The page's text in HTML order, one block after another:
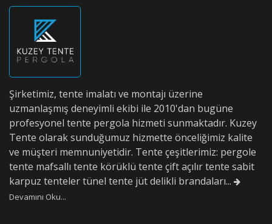
Şirketimiz, tente imalatı ve montajı üzerine
uzmanlaşmış deneyimli ekibi ile 2010'dan bugüne
profesyonel tente pergola hizmeti sunmaktadır. Kuzey
Tente olarak sunduğumuz hizmette önceliğimiz kalite
ve müşteri memnuniyetidir. Tente çeşitlerimiz: pergole
tente mafsallı tente körüklü tente çift açılır tente sabit
karpuz tenteler tünel tente jüt delikli brandaları...
Devamını Oku...